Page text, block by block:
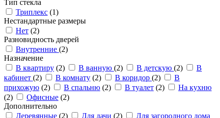
Тип стекла
Триплекс (1)
Нестандартные размеры
Нет (2)
Разновидность дверей
Внутренние (2)
Назначение
В квартиру (2) В ванную (2) В детскую (2)
В
кабинет (2) В комнату (2) В коридор (2)
В
прихожую (2) В спальню (2) В туалет (2)
На кухню
(2)
Офисные (2)
Дополнительно
Деревянные (2) Для дачи (2)
Для загородного дома